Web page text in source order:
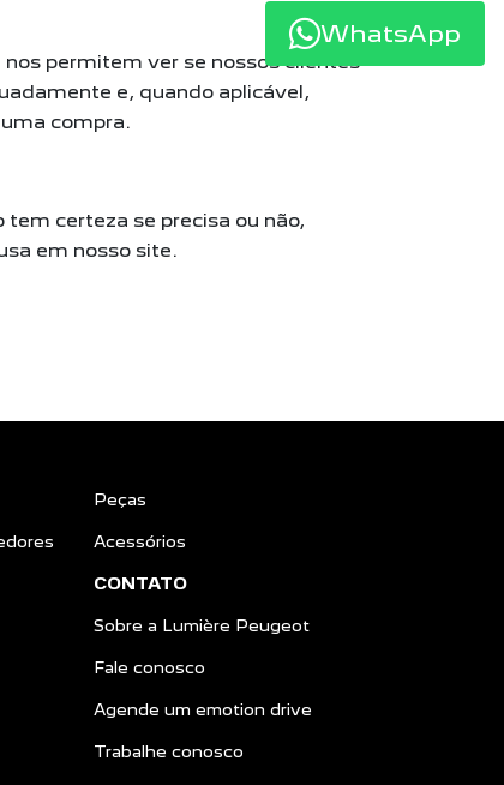
permitem ver se nossos clientes
e, quando aplicável,
compra.
certeza se precisa ou não,
em nosso site.
Peças
Acessórios
CONTATO
Sobre a Lumière Peugeot
Fale conosco
Agende um emotion drive
Trabalhe conosco
WhatsApp